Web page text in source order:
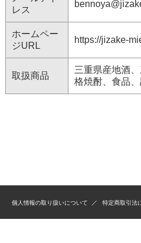
レス
ホームペー
ジURL
https://jizake-
取扱商品
三重県産地酒
格焼酎、食品
個人情報の取り扱いについて 特定商取引法